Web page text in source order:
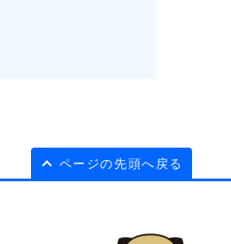
ページの先頭へ戻る